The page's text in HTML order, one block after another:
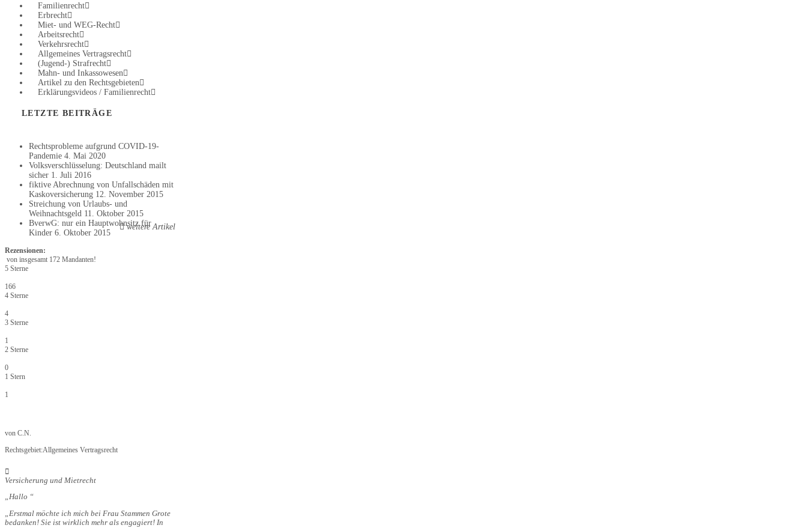
Familienrecht
Erbrecht
Miet- und WEG-Recht
Arbeitsrecht
Verkehrsrecht
Allgemeines Vertragsrecht
(Jugend-) Strafrecht
Mahn- und Inkassowesen
Artikel zu den Rechtsgebieten
Erklärungsvideos / Familienrecht
LETZTE BEITRÄGE
Rechtsprobleme aufgrund COVID-19-
Pandemie 4. Mai 2020
Volksverschlüsselung: Deutschland mailt
sicher 1. Juli 2016
fiktive Abrechnung von Unfallschäden mit
Kaskoversicherung 12. November 2015
Streichung von Urlaubs- und
Weihnachtsgeld 11. Oktober 2015
BverwG: nur ein Hauptwohnsitz für
Kinder 6. Oktober 2015
weitere Artikel
Rezensionen:
von insgesamt 172 Mandanten!
5 Sterne
166
4 Sterne
4
3 Sterne
1
2 Sterne
0
1 Stern
1
von C.N.
Rechtsgebiet:Allgemeines Vertragsrecht
Versicherung und Mietrecht
Hallo
Erstmal möchte ich mich bei Frau Stammen Grote
bedanken! Sie ist wirklich mehr als engagiert! In